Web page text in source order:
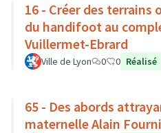
16 - Créer des terrains
du handifoot au
Vuillermet-Ebrard
Ville de Lyon 0 0 Réalisé
65 - Des abords
maternelle Alain